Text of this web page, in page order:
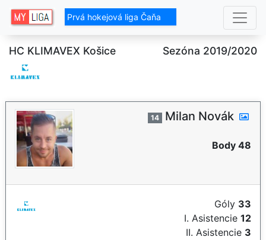
Prvá hokejová liga Čaňa
HC KLIMAVEX Košice Sezóna 2019/2020
14 Milan Novák
Body 48
Góly 33
I. Asistencie 12
II. Asistencie 3